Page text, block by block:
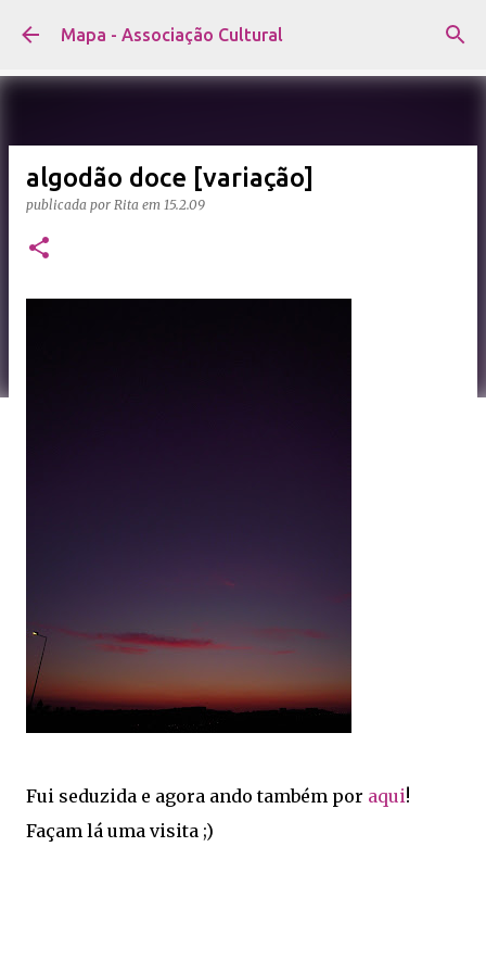
Avançar para o conteúdo principal
Mapa - Associação Cultural
algodão doce [variação]
publicada por Rita em 15.2.09
Fui seduzida e agora ando também por aqui!
Façam lá uma visita ;)